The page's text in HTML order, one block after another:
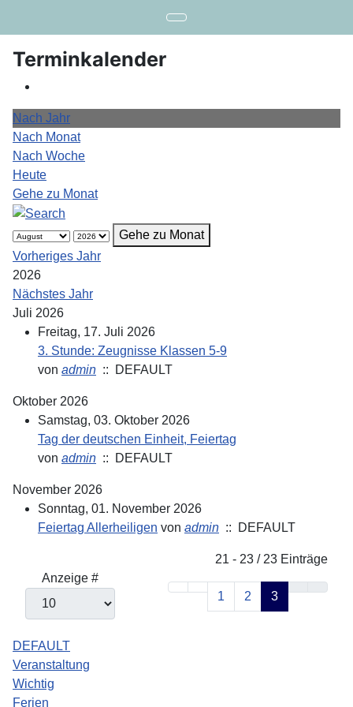
Terminkalender
Nach Jahr
Nach Monat
Nach Woche
Heute
Gehe zu Monat
Gehe zu Monat
Vorheriges Jahr
2026
Nächstes Jahr
Juli 2026
Freitag, 17. Juli 2026
3. Stunde: Zeugnisse Klassen 5-9
von admin :: DEFAULT
Oktober 2026
Samstag, 03. Oktober 2026
Tag der deutschen Einheit, Feiertag
von admin :: DEFAULT
November 2026
Sonntag, 01. November 2026
Feiertag Allerheiligen von admin :: DEFAULT
21 - 23 / 23 Einträge
Anzeige #
1
2 3
DEFAULT
Veranstaltung
Wichtig
Ferien